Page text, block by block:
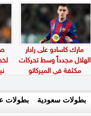
مارك كاسادو على رادار
الهلال مجدداً وسط تحركات
مكثفة في الميركاتو
بطولات سعودية بطولات